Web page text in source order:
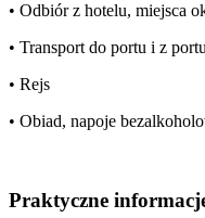
• Odbiór z hotelu, miejsca
• Transport do portu i z portu
• Rejs
• Obiad, napoje
Praktyczne